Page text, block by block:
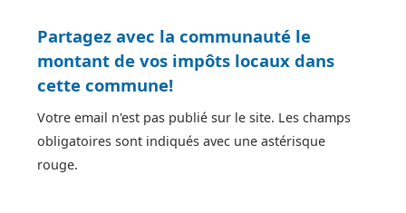
Partagez avec la communauté le
montant de vos impôts locaux dans
cette commune!
Votre email n'est pas publié sur le site. Les champs
obligatoires sont indiqués avec une astérisque
rouge.